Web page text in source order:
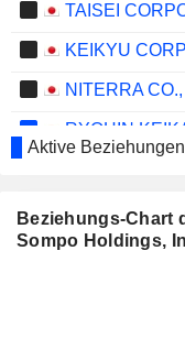
TAISEI
KEIKYU
NITERRA
RYOHIN
SHIN-ETSU
Aktive Beziehungen
Beziehungs-Chart
Sompo Holdings,